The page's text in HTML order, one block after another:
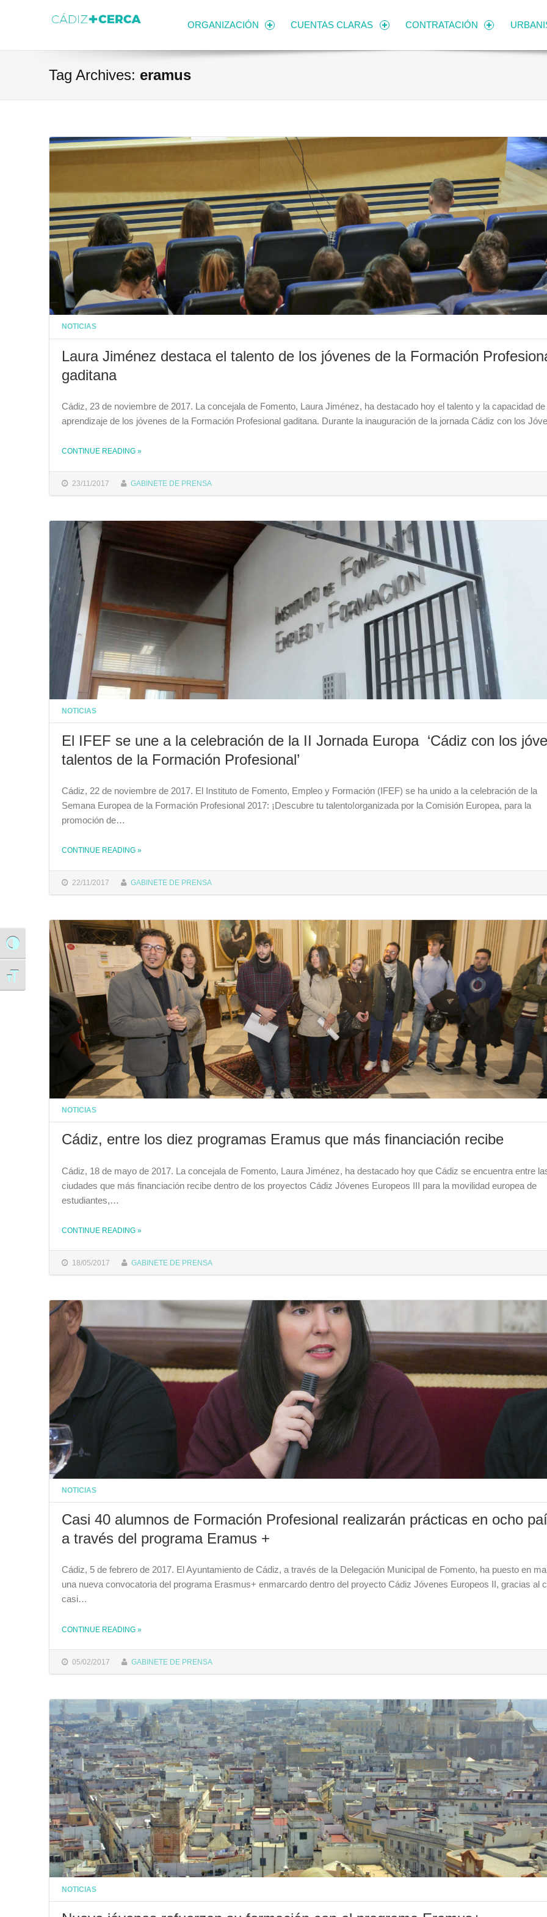
Alternar alto contraste
Alternar tamaño de letra
ORGANIZACIÓN CUENTAS CLARAS CONTRATACIÓN
Tag Archives: eramus
NOTICIAS
Laura Jiménez destaca el talento de los jóvenes de la Formación
gaditana
23/11/2017 GABINETE DE PRENSA
Cádiz, 23 de noviembre de 2017. La concejala de Fomento, Laura Jiménez, ha destacado hoy el talento y la capacidad de
aprendizaje de los jóvenes de la Formación Profesional gaditana. Durante la inauguración de la jornada Cádiz con los
CONTINUE READING THE "LAURA JIMÉNEZ DESTACA EL TALENTO DE LOS JÓVENES DE LA FORMACIÓN PROFESIONAL GADITANA"
»
NOTICIAS
El IFEF se une a la celebración de la II Jornada Europa ‘Cádiz con los
talentos de la Formación Profesional’
22/11/2017 GABINETE DE PRENSA
Cádiz, 22 de noviembre de 2017. El Instituto de Fomento, Empleo y Formación (IFEF) se ha unido a la celebración de la
Semana Europea de la Formación Profesional 2017: ¡Descubre tu talento!organizada por la Comisión Europea, para la
promoción de…
CONTINUE READING »
NOTICIAS
Cádiz, entre los diez programas Eramus que más financiación recibe
18/05/2017 GABINETE DE PRENSA
Cádiz, 18 de mayo de 2017. La concejala de Fomento, Laura Jiménez, ha destacado hoy que Cádiz se encuentra entre
ciudades que más financiación recibe dentro de los proyectos Cádiz Jóvenes Europeos III para la movilidad europea de
estudiantes,…
CONTINUE READING THE "CÁDIZ, ENTRE LOS DIEZ PROGRAMAS ERAMUS QUE MÁS FINANCIACIÓN RECIBE"
»
NOTICIAS
Casi 40 alumnos de Formación Profesional realizarán prácticas en ocho
a través del programa Eramus +
05/02/2017 GABINETE DE PRENSA
Cádiz, 5 de febrero de 2017. El Ayuntamiento de Cádiz, a través de la Delegación Municipal de Fomento, ha puesto en
una nueva convocatoria del programa Erasmus+ enmarcardo dentro del proyecto Cádiz Jóvenes Europeos II, gracias al
casi…
CONTINUE READING THE "CASI 40 ALUMNOS DE FORMACIÓN PROFESIONAL REALIZARÁN PRÁCTICAS EN OCHO PAÍSES A TRAVÉS DEL PROGRAMA ERAMUS +"
»
NOTICIAS